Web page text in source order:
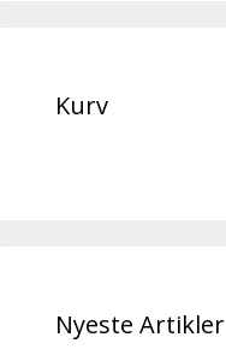
Kurv
Nyeste Artikler